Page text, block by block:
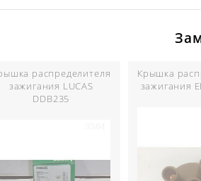
распределителя
зажигания LUCAS
DDB235
Крышка
зажигания